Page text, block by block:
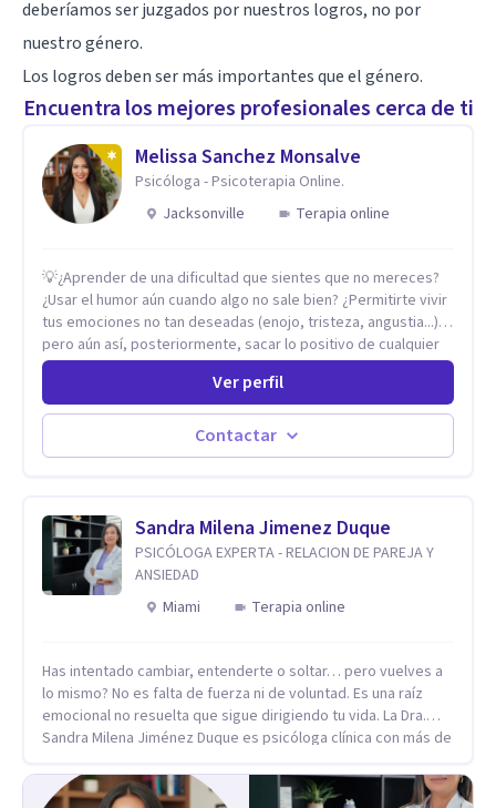
deberíamos ser juzgados por nuestros logros, no por
nuestro género.
Los logros deben ser más importantes que el género.
Encuentra los mejores profesionales cerca de ti
Melissa Sanchez Monsalve
Psicóloga - Psicoterapia Online.
Jacksonville
Terapia online
💡¿Aprender de una dificultad que sientes que no mereces?
¿Usar el humor aún cuando algo no sale bien? ¿Permitirte vivir
tus emociones no tan deseadas (enojo, tristeza, angustia...)
pero aún así, posteriormente, sacar lo positivo de cualquier
situación?…. No es fácil actuar de este modo en todas las
situaciones, pero ¿se puede aprender a hacerlo? 🌻Mi
respuesta es que SÍ, pero cada persona lo hace a su ritmo y
con su estilo personal. Por mi parte, me encantaría poder
acompañarte en un espacio psicoterapéutico con diseño y
el poder mágico del autoconocimiento, asumir posiciones y
realizar movimientos que te permitan una manera menos
dolorosa de estar en el mundo… Sin más rodeo,
Ver perfil
Contactar
Sandra Milena Jimenez Duque
PSICÓLOGA EXPERTA - RELACION DE PAREJA Y
ANSIEDAD
Miami
Terapia online
Has intentado cambiar, entenderte o soltar… pero vuelves a
lo mismo? No es falta de fuerza ni de voluntad. Es una raíz
emocional no resuelta que sigue dirigiendo tu vida. La Dra.
Sandra Milena Jiménez Duque es psicóloga clínica con más de
profesionales más destacadas en el abordaje profundo de la